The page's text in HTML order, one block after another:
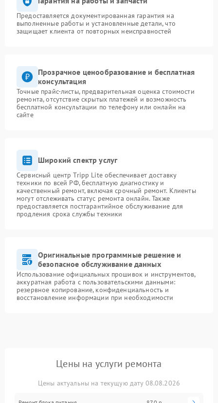
Предоставляется документированная гарантия на
выполненные работы и установленные детали, что
защищает клиента от повторных неисправностей
Прозрачное ценообразование и бесплатная
консультация
Точные прайс-листы, предварительная оценка стоимости
ремонта, отсутствие скрытых платежей и возможность
бесплатной консультации по телефону или онлайн на
сайте
Широкий спектр услуг
Сервисный центр Tripp Lite обеспечивает доставку
техники по всей РФ, бесплатную диагностику и
качественный ремонт, включая срочный ремонт. Клиенты
могут отслеживать статус ремонта онлайн. Также
предоставляется постгарантийное обслуживание для
продления срока службы техники
Оригинальные программные решение и
безопасное обслуживание данных
Использование официальных прошивок и инструментов,
аккуратная работа с пользовательскими данными:
резервное копирование, конфиденциальность и
восстановление информации при необходимости
Цены на услуги ремонта
Цены актуальны на текущую дату 08.08.2026